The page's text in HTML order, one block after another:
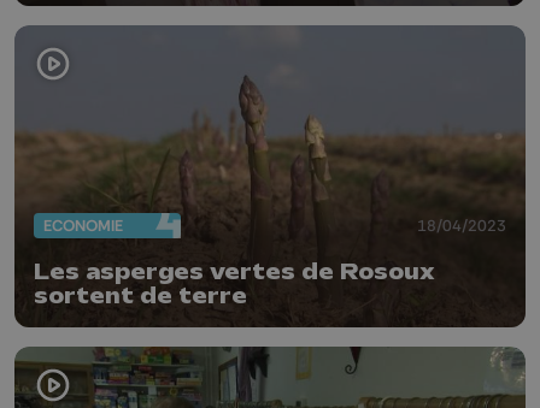
ECONOMIE 18/04/2023
Les asperges vertes de Rosoux
sortent de terre